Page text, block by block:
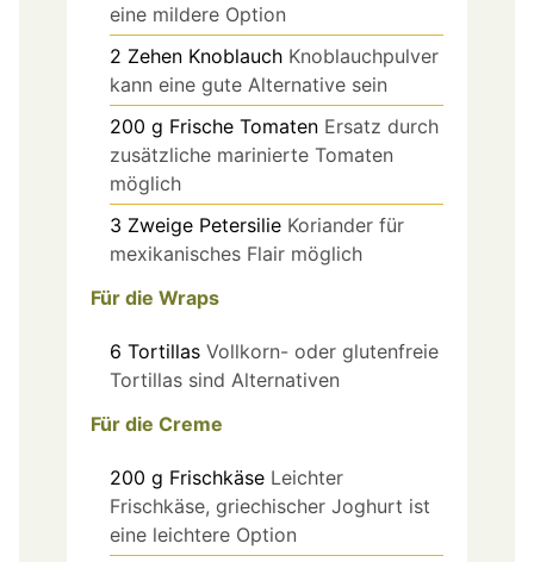
eine mildere Option
2 Zehen Knoblauch Knoblauchpulver
kann eine gute Alternative sein
200 g Frische Tomaten Ersatz durch
zusätzliche marinierte Tomaten
möglich
3 Zweige Petersilie Koriander für
mexikanisches Flair möglich
Für die Wraps
6 Tortillas Vollkorn- oder glutenfreie
Tortillas sind Alternativen
Für die Creme
200 g Frischkäse Leichter
Frischkäse, griechischer Joghurt ist
eine leichtere Option